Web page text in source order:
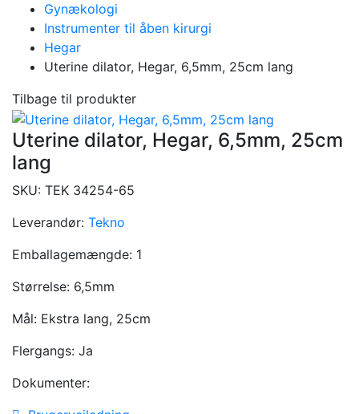
Gynækologi
Instrumenter til åben kirurgi
Hegar
Uterine dilator, Hegar, 6,5mm, 25cm lang
Tilbage til produkter
Uterine dilator, Hegar, 6,5mm, 25cm
lang
SKU: TEK 34254-65
Leverandør: Tekno
Emballagemængde: 1
Størrelse: 6,5mm
Mål: Ekstra lang, 25cm
Flergangs: Ja
Dokumenter: